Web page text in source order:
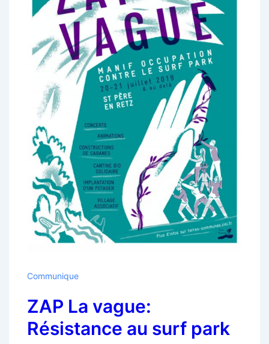
immigrants
Communique
ZAP La vague:
Résistance au surf park